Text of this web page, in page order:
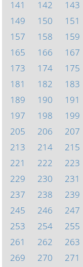
141
142 143
149
150 151
157
158 159
165
166 167
173
174 175
181
182 183
189
190 191
197
198 199
205
206 207
213
214 215
221
222 223
229
230 231
237
238 239
245
246 247
253
254 255
261
262 263
269
270 271